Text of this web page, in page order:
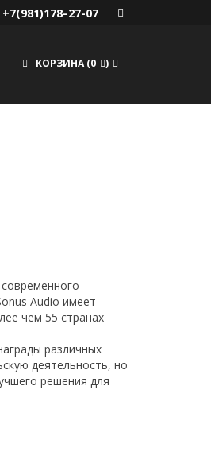
+7(981)178-27-07
КОРЗИНА (0 )
Audio имеет
чем 55 странах
различных
деятельность, но
решения для